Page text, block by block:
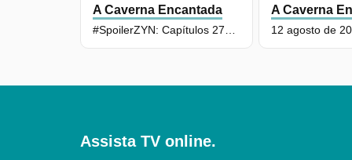
A Caverna Encantada A Caverna
12 agosto de
Assista TV online.